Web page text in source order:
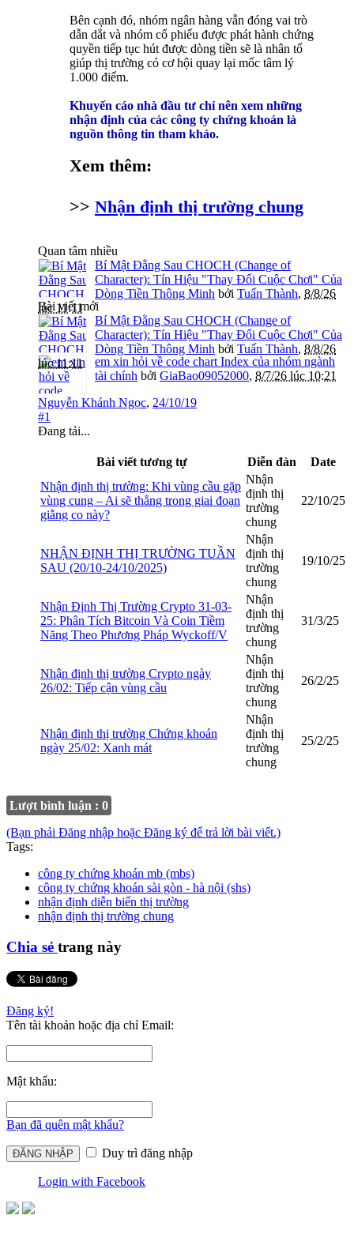
Bên cạnh đó, nhóm ngân hàng vẫn đóng vai trò
dẫn dắt và nhóm cổ phiếu được phát hành chứng
quyền tiếp tục hút được dòng tiền sẽ là nhân tố
giúp thị trường có cơ hội quay lại mốc tâm lý
1.000 điểm.
Khuyến cáo nhà đầu tư chỉ nên xem những
nhận định của các công ty chứng khoán là
nguồn thông tin tham khảo.
Xem thêm:
>> Nhận định thị trường chung
Quan tâm nhiều
Bí Mật Đằng Sau CHOCH (Change of
Character): Tín Hiệu "Thay Đổi Cuộc Chơi" Của
Dòng Tiền Thông Minh bởi Tuấn Thành, 8/8/26
lúc 11:11
Bài viết mới
Bí Mật Đằng Sau CHOCH (Change of
Character): Tín Hiệu "Thay Đổi Cuộc Chơi" Của
Dòng Tiền Thông Minh bởi Tuấn Thành, 8/8/26
lúc 11:11
em xin hỏi về code chart Index của nhóm ngành
tài chính bởi GiaBao09052000, 8/7/26 lúc 10:21
Nguyễn Khánh Ngọc, 24/10/19
#1
Đang tải...
Bài viết tương tự Diễn đàn
Date
Nhận định thị trường: Khi vùng cầu gặp
vùng cung – Ai sẽ thắng trong giai đoạn
giằng co này?
Nhận
định thị
trường
chung
22/10/25
NHẬN ĐỊNH THỊ TRƯỜNG TUẦN
SAU (20/10-24/10/2025)
Nhận
định thị
trường
chung
19/10/25
Nhận Định Thị Trường Crypto 31-03-
25: Phân Tích Bitcoin Và Coin Tiềm
Năng Theo Phương Pháp Wyckoff/V
Nhận
định thị
trường
chung
31/3/25
Nhận định thị trường Crypto ngày
26/02: Tiếp cận vùng cầu
Nhận
định thị
trường
chung
26/2/25
Nhận định thị trường Chứng khoán
ngày 25/02: Xanh mát
Nhận
định thị
trường
chung
25/2/25
Lượt bình luận : 0
(Bạn phải Đăng nhập hoặc Đăng ký để trả lời bài viết.)
Tags:
công ty chứng khoán mb (mbs)
công ty chứng khoán sài gòn - hà nội (shs)
nhận định diễn biến thị trường
nhận định thị trường chung
Chia sẻ trang này
Đăng ký!
Tên tài khoản hoặc địa chỉ Email:
Mật khẩu:
Bạn đã quên mật khẩu?
Duy trì đăng nhập
Login with Facebook